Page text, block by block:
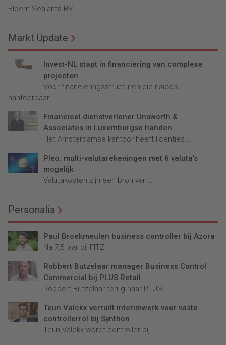
Bloem Sealants BV
Markt Update
Invest-NL stapt in financiering van complexe
projecten
Voor financieringsstructuren die risico’s
hanteerbaar...
Financieel dienstverlener Unsworth &
Associates in Luxemburgse handen
Het Amsterdamse kantoor heeft licenties...
Pleo: multi-valutarekeningen met 6 valuta’s
mogelijk
Valutakosten zijn een bron van...
Personalia
Paul Broekmeulen business controller bij Azora
Na 7,5 jaar bij FITZ...
Robbert Butzelaar manager Business Control
Commercial bij PLUS Retail
Robbert Butzelaar terug naar PLUS...
Teun Valckx verruilt interimwerk voor vaste
controllerrol bij Synthon
Teun Valckx wordt controller bij...